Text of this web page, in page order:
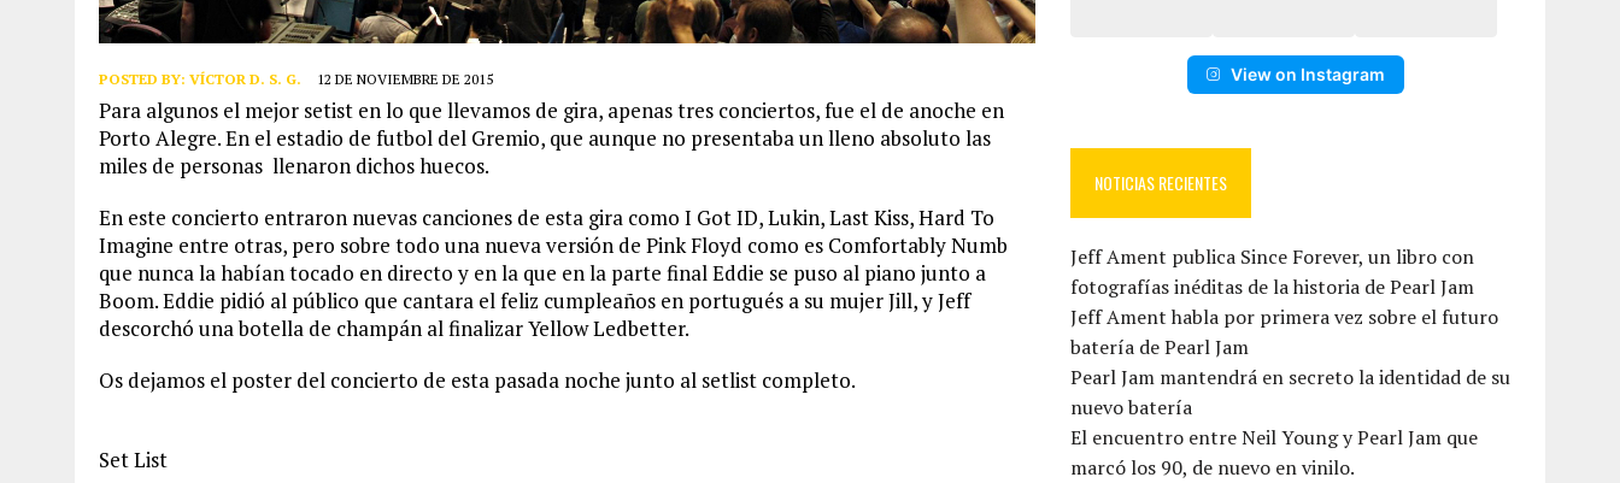
POSTED BY: VÍCTOR D. S. G. 12 DE NOVIEMBRE DE 2015
Para algunos el mejor setist en lo que llevamos de gira, apenas tres conciertos, fue el de anoche en
Porto Alegre. En el estadio de futbol del Gremio, que aunque no presentaba un lleno absoluto las
miles de personas llenaron dichos huecos.
En este concierto entraron nuevas canciones de esta gira como I Got ID, Lukin, Last Kiss, Hard To
Imagine entre otras, pero sobre todo una nueva versión de Pink Floyd como es Comfortably Numb
que nunca la habían tocado en directo y en la que en la parte final Eddie se puso al piano junto a
Boom. Eddie pidió al público que cantara el feliz cumpleaños en portugués a su mujer Jill, y Jeff
descorchó una botella de champán al finalizar Yellow Ledbetter.
Os dejamos el poster del concierto de esta pasada noche junto al setlist completo.
Set List
View on Instagram
NOTICIAS RECIENTES
Jeff Ament publica Since Forever, un libro con
fotografías inéditas de la historia de Pearl Jam
Jeff Ament habla por primera vez sobre el futuro
batería de Pearl Jam
Pearl Jam mantendrá en secreto la identidad de su
nuevo batería
El encuentro entre Neil Young y Pearl Jam que
marcó los 90, de nuevo en vinilo.